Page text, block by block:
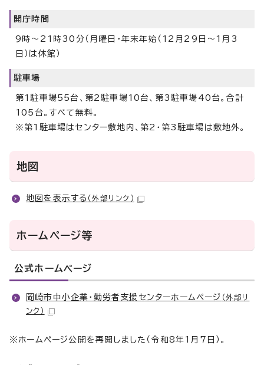
開庁時間
9時～21時30分（月曜日・年末年始（12月29日～1月3
日）は休館）
駐車場
第1駐車場55台、第2駐車場10台、第3駐車場40台。合計
105台。すべて無料。
※第1駐車場はセンター敷地内、第2・第3駐車場は敷地外。
地図
地図を表示する （外部リンク）
ホームページ等
公式ホームページ
岡崎市中小企業・勤労者支援センターホームページ （外部リ
ンク）
※ホームページ公開を再開しました（令和8年1月7日）。